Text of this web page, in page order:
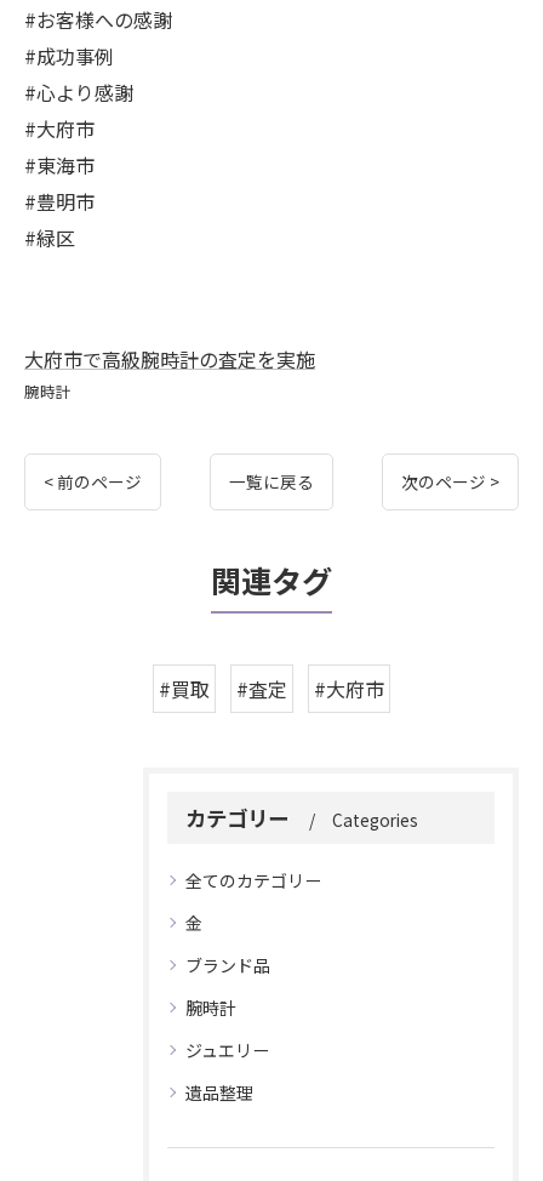
#お客様への感謝
#成功事例
#心より感謝
#大府市
#東海市
#豊明市
#緑区
大府市で高級腕時計の査定を実施
腕時計
< 前のページ 一覧に戻る 次のページ >
関連タグ
#買取 #査定 #大府市
カテゴリー Categories
全てのカテゴリー
金
ブランド品
腕時計
ジュエリー
遺品整理